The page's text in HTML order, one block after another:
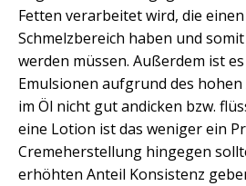
Fetten verarbeitet wird, die
Schmelzbereich haben und
werden müssen. Außerdem ist
Emulsionen aufgrund des
im Öl nicht gut andicken bzw.
eine Lotion ist das weniger ein
Cremeherstellung hingegen
erhöhten Anteil Konsistenz